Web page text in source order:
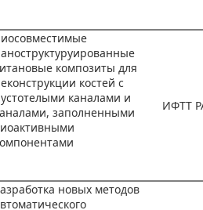
композиты для
костей с
каналами и
заполненными
ИФТТ
новых методов